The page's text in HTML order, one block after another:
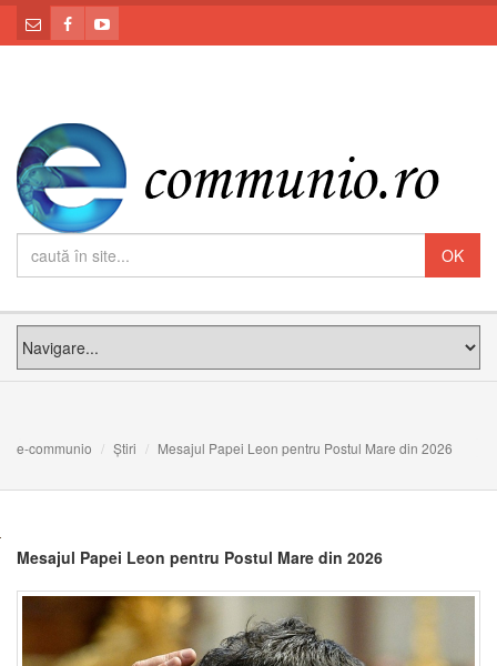
e-communio Știri Mesajul Papei Leon pentru Postul Mare din 2026
Mesajul Papei Leon pentru Postul Mare din 2026